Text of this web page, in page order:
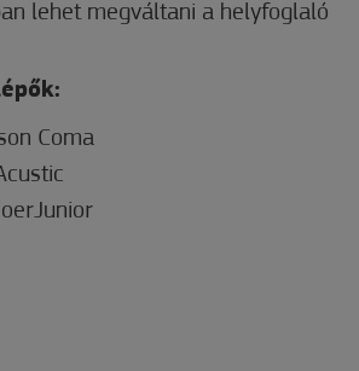
lehet megváltani a helyfoglaló
Coma